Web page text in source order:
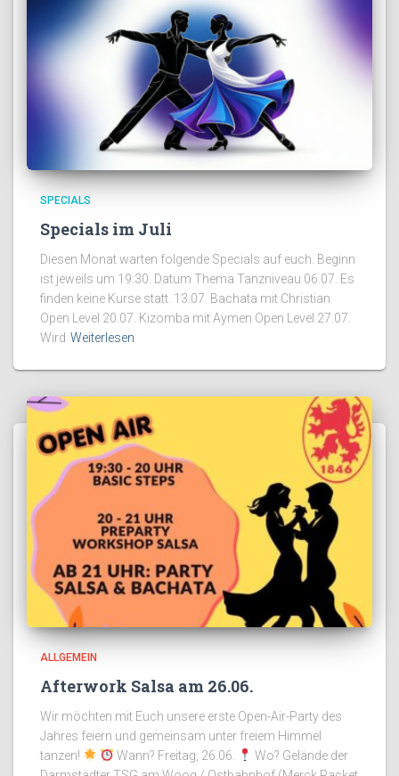
SPECIALS
Specials im Juli
Diesen Monat warten folgende Specials auf euch. Beginn
ist jeweils um 19:30. Datum Thema Tanzniveau 06.07. Es
finden keine Kurse statt. 13.07. Bachata mit Christian
Open Level 20.07. Kizomba mit Aymen Open Level 27.07.
Wird Weiterlesen
ALLGEMEIN
Afterwork Salsa am 26.06.
Wir möchten mit Euch unsere erste Open-Air-Party des
Jahres feiern und gemeinsam unter freiem Himmel
tanzen!
Wann? Freitag, 26.06.
Wo? Gelände der